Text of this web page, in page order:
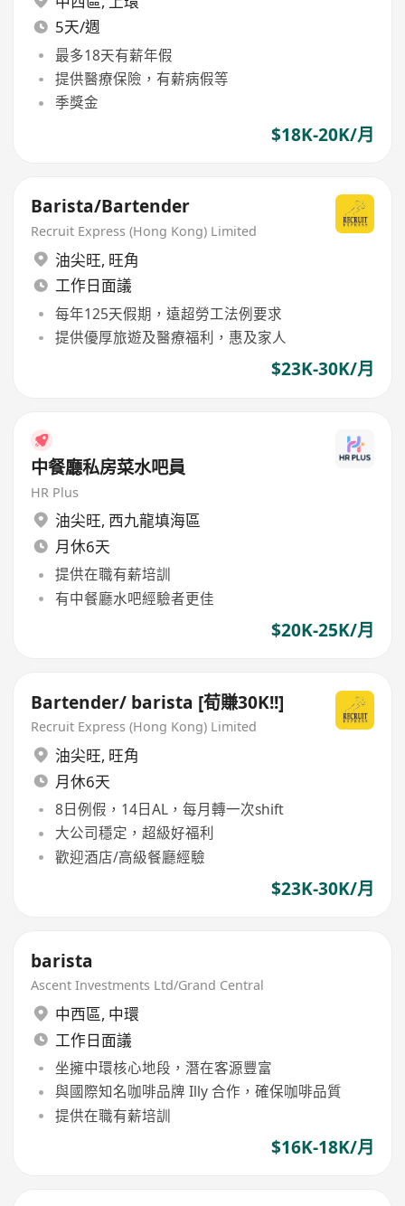
5天/週
最多18天有薪年假
提供醫療保險，有薪病假等
季獎金
$18K-20K/月
Barista/Bartender
Recruit Express (Hong Kong) Limited
油尖旺, 旺角
工作日面議
每年125天假期，遠超勞工法例要求
提供優厚旅遊及醫療福利，惠及家人
$23K-30K/月
中餐廳私房菜水吧員
HR Plus
油尖旺, 西九龍填海區
月休6天
提供在職有薪培訓
有中餐廳水吧經驗者更佳
$20K-25K/月
Bartender/ barista [荀賺30K!!]
Recruit Express (Hong Kong) Limited
油尖旺, 旺角
月休6天
8日例假，14日AL，每月轉一次shift
大公司穩定，超級好福利
歡迎酒店/高級餐廳經驗
$23K-30K/月
barista
Ascent Investments Ltd/Grand Central
中西區, 中環
工作日面議
坐擁中環核心地段，潛在客源豐富
與國際知名咖啡品牌 Illy 合作，確保咖啡品質
提供在職有薪培訓
$16K-18K/月